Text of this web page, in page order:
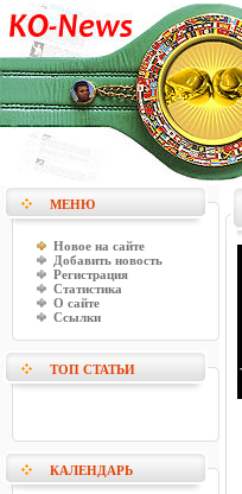
МЕНЮ
Новое на сайте
Добавить новость
Регистрация
Статистика
О сайте
Ссылки
ТОП СТАТЬИ
КАЛЕНДАРЬ